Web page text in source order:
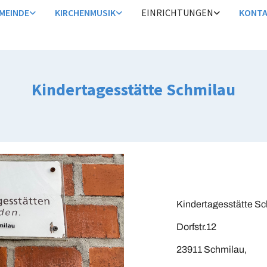
KIRCHENMUSIK EINRICHTUNGEN
Kindertagesstätte Schmilau
Kindertagesstätte
Dorfstr.12
23911 Schmilau,